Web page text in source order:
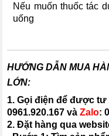
Nếu muốn thuốc tác
uống
HƯỚNG DẪN MUA
LỚN:
1. Gọi điện để được
0961.920.167 vàZalo:
2. Đặt hàng qua